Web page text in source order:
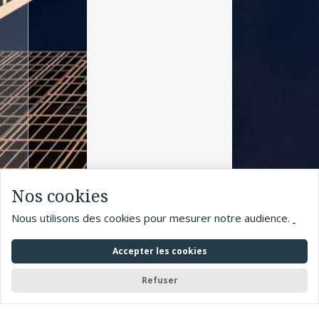
Nos cookies
Nous utilisons des cookies pour mesurer notre audience.
Accepter les cookies
Refuser